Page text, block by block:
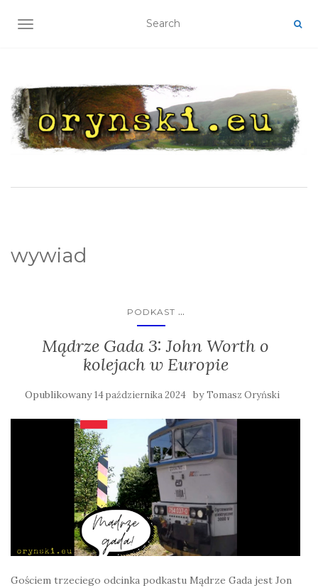
TOGGLE NAVIGATION
wywiad
PODKAST ...
Mądrze Gada 3: John Worth o
kolejach w Europie
Opublikowany14 października 2024 byTomasz Oryński
Gościem trzeciego odcinka podkastu Mądrze Gada jest Jon